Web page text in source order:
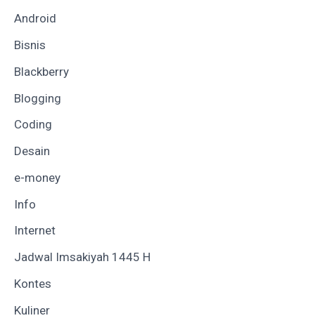
Android
Bisnis
Blackberry
Blogging
Coding
Desain
e-money
Info
Internet
Jadwal Imsakiyah 1445 H
Kontes
Kuliner